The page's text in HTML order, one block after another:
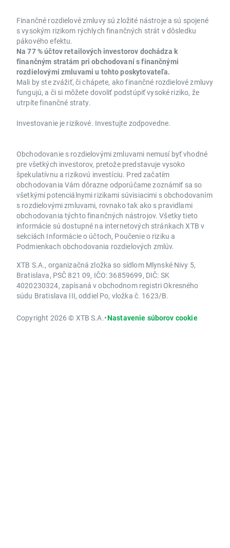
Finančné rozdielové zmluvy sú zložité nástroje a sú spojené
s vysokým rizikom rýchlych finančných strát v dôsledku
pákového efektu.
Na 77 % účtov retailových investorov dochádza k
finančným stratám pri obchodovaní s finančnými
rozdielovými zmluvami u tohto poskytovateľa.
Mali by ste zvážiť, či chápete, ako finančné rozdielové zmluvy
fungujú, a či si môžete dovoliť podstúpiť vysoké riziko, že
utrpíte finančné straty.
Investovanie je rizikové. Investujte zodpovedne.
Obchodovanie s rozdielovými zmluvami nemusí byť vhodné
pre všetkých investorov, pretože predstavuje vysoko
špekulatívnu a rizikovú investíciu. Pred začatím
obchodovania Vám dôrazne odporúčame zoznámiť sa so
všetkými potenciálnymi rizikami súvisiacimi s obchodovaním
s rozdielovými zmluvami, rovnako tak ako s pravidlami
obchodovania týchto finančných nástrojov. Všetky tieto
informácie sú dostupné na internetových stránkach XTB v
sekciách Informácie o účtoch, Poučenie o riziku a
Podmienkach obchodovania rozdielových zmlúv.
XTB S.A., organizačná zložka so sídlom Mlynské Nivy 5,
Bratislava, PSČ 821 09, IČO: 36859699, DIČ: SK
4020230324, zapísaná v obchodnom registri Okresného
súdu Bratislava III, oddiel Po, vložka č. 1623/B.
Copyright 2026 © XTB S.A.•Nastavenie súborov cookie